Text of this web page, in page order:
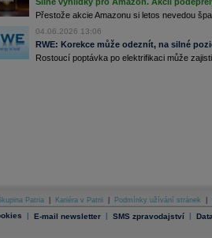
Přestože akcie Amazonu si letos nevedou
04.06.2026 13:06
RWE: Korekce může odeznít, na silné
Rostoucí poptávka po elektrifikaci může
Patria Kariéra v Patrii Podmínky užívání stránek
| E-mail newsletter | SMS zpravodajství |